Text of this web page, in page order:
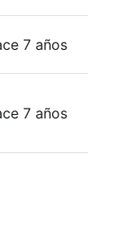
7 años
7 años